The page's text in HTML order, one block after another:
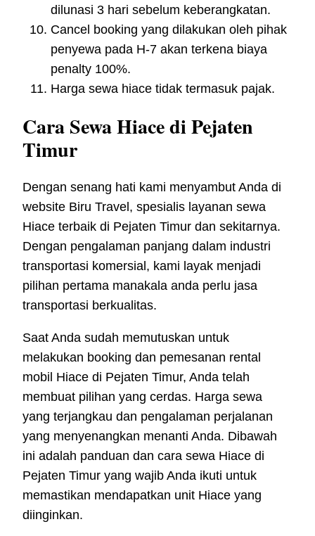
dilunasi 3 hari sebelum keberangkatan.
Cancel booking yang dilakukan oleh pihak
penyewa pada H-7 akan terkena biaya
penalty 100%.
Harga sewa hiace tidak termasuk pajak.
Cara Sewa Hiace di Pejaten
Timur
Dengan senang hati kami menyambut Anda di
website Biru Travel, spesialis layanan sewa
Hiace terbaik di Pejaten Timur dan sekitarnya.
Dengan pengalaman panjang dalam industri
transportasi komersial, kami layak menjadi
pilihan pertama manakala anda perlu jasa
transportasi berkualitas.
Saat Anda sudah memutuskan untuk
melakukan booking dan pemesanan rental
mobil Hiace di Pejaten Timur, Anda telah
membuat pilihan yang cerdas. Harga sewa
yang terjangkau dan pengalaman perjalanan
yang menyenangkan menanti Anda. Dibawah
ini adalah panduan dan cara sewa Hiace di
Pejaten Timur yang wajib Anda ikuti untuk
memastikan mendapatkan unit Hiace yang
diinginkan.